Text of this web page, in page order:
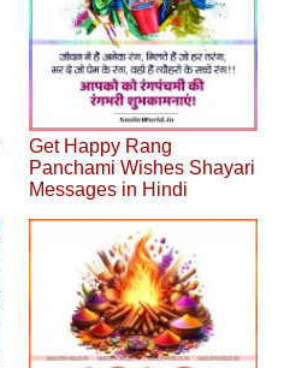
Get Happy Rang
Panchami Wishes Shayari
Messages in Hindi